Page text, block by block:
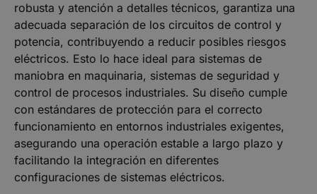
robusta y atención a detalles técnicos, garantiza una
adecuada separación de los circuitos de control y
potencia, contribuyendo a reducir posibles riesgos
eléctricos. Esto lo hace ideal para sistemas de
maniobra en maquinaria, sistemas de seguridad y
control de procesos industriales. Su diseño cumple
con estándares de protección para el correcto
funcionamiento en entornos industriales exigentes,
asegurando una operación estable a largo plazo y
facilitando la integración en diferentes
configuraciones de sistemas eléctricos.